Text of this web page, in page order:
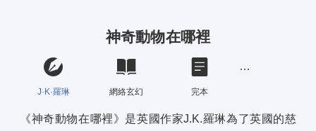
神奇動物在哪裡
J·K·羅琳 網絡玄幻 完本
《神奇動物在哪裡》是英國作家J.K.羅琳為了英國的慈